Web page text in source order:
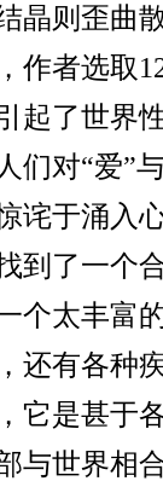
晶则歪
者选取
起了世界
们对“爱”
诧于涌入
到了一个
太丰富的
还有各
它是甚于
与世界相